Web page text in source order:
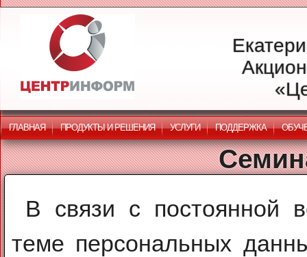
ГЛАВНАЯ ПРОДУКТЫ И РЕШЕНИЯ УСЛУГИ ПОДДЕРЖКА
В связи с постоянной
теме персональных